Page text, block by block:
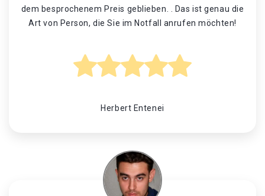
dem besprochenem Preis geblieben. . Das ist genau die
Art von Person, die Sie im Notfall anrufen möchten!
Herbert Entenei